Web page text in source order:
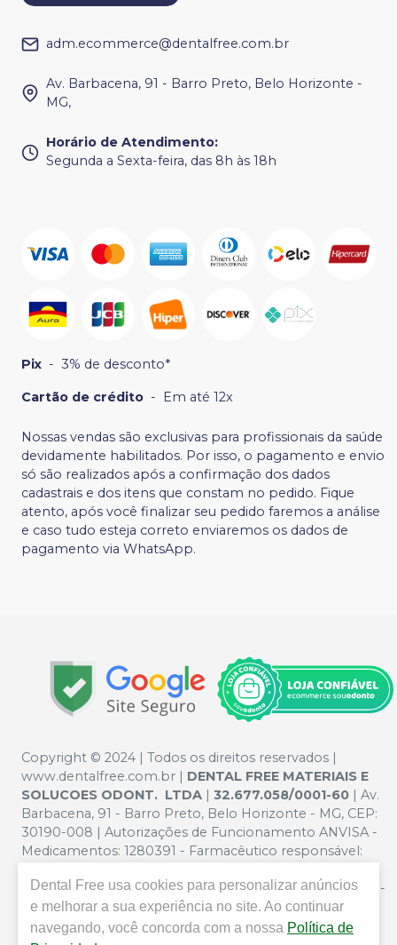
adm.ecommerce@dentalfree.com.br
Av. Barbacena, 91 - Barro Preto, Belo Horizonte -
MG,
Horário de Atendimento:
Segunda a Sexta-feira, das 8h às 18h
Pix - 3% de desconto*
Cartão de crédito - Em até 12x
Nossas vendas são exclusivas para profissionais da saúde
devidamente habilitados. Por isso, o pagamento e envio
só são realizados após a confirmação dos dados
cadastrais e dos itens que constam no pedido. Fique
atento, após você finalizar seu pedido faremos a análise
e caso tudo esteja correto enviaremos os dados de
pagamento via WhatsApp.
Copyright © 2024 | Todos os direitos reservados |
www.dentalfree.com.br | DENTAL FREE MATERIAIS E
SOLUCOES ODONT. LTDA | 32.677.058/0001-60 | Av.
Barbacena, 91 - Barro Preto, Belo Horizonte - MG, CEP:
30190-008 | Autorizações de Funcionamento ANVISA -
Medicamentos: 1280391 - Farmacêutico responsável:
Privacidade e Segurança - Fotos meramente ilustrativas -
Os preços e condições da loja virtual estão sujeitos a
alterações. Em caso de divergência de preços no site, o
Dental Free usa cookies para personalizar anúncios
e melhorar a sua experiência no site. Ao continuar
navegando, você concorda com a nossa Política de